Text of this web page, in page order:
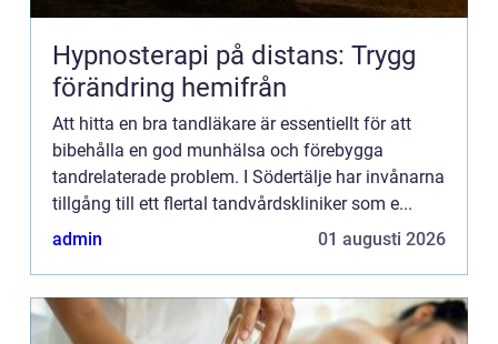
Hypnosterapi på distans: Trygg
förändring hemifrån
Att hitta en bra tandläkare är essentiellt för att
bibehålla en god munhälsa och förebygga
tandrelaterade problem. I Södertälje har invånarna
tillgång till ett flertal tandvårdskliniker som e...
admin
01 augusti 2026